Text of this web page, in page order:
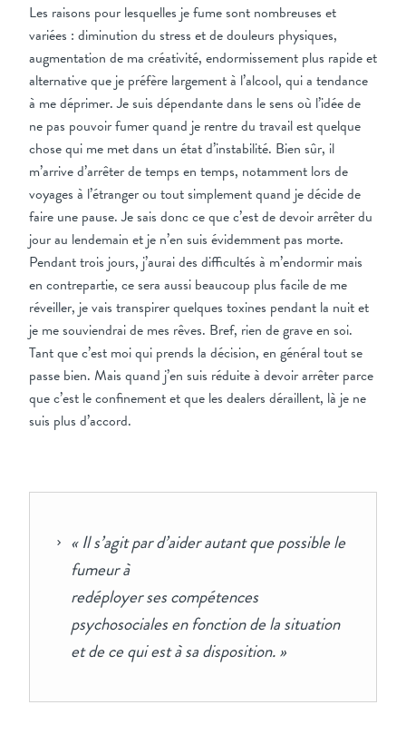
Les raisons pour lesquelles je fume sont nombreuses et
variées : diminution du stress et de douleurs physiques,
augmentation de ma créativité, endormissement plus rapide et
alternative que je préfère largement à l’alcool, qui a tendance
à me déprimer. Je suis dépendante dans le sens où l’idée de
ne pas pouvoir fumer quand je rentre du travail est quelque
chose qui me met dans un état d’instabilité. Bien sûr, il
m’arrive d’arrêter de temps en temps, notamment lors de
voyages à l’étranger ou tout simplement quand je décide de
faire une pause. Je sais donc ce que c’est de devoir arrêter du
jour au lendemain et je n’en suis évidemment pas morte.
Pendant trois jours, j’aurai des difficultés à m’endormir mais
en contrepartie, ce sera aussi beaucoup plus facile de me
réveiller, je vais transpirer quelques toxines pendant la nuit et
je me souviendrai de mes rêves. Bref, rien de grave en soi.
Tant que c’est moi qui prends la décision, en général tout se
passe bien. Mais quand j’en suis réduite à devoir arrêter parce
que c’est le confinement et que les dealers déraillent, là je ne
suis plus d’accord.
« Il s’agit par d’aider autant que possible le
fumeur à
redéployer ses compétences
psychosociales en fonction de la situation
et de ce qui est à sa disposition. »